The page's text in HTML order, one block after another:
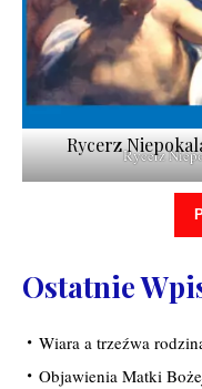
Rycerz
Rycerz
Ostatnie
Wiara a trzeźwa
Objawienia Matki